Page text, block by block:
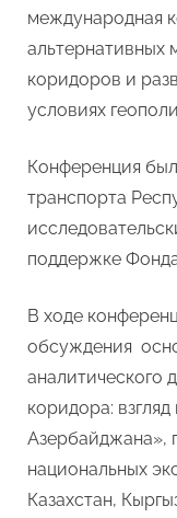
международная
альтернативных
коридоров и
условиях
Конференция
транспорта
поддержке
В ходе
обсуждения
аналитического
коридора:
Азербайджана»,
национальных
Казахстан,